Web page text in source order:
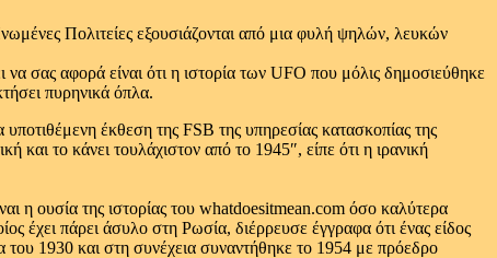
Πολιτείες εξουσιάζονται από μια φυλή ψηλών, λευκών
σας αφορά είναι ότι η ιστορία των UFO που μόλις δημοσιεύθηκε
πυρηνικά όπλα.
έκθεση της FSB της υπηρεσίας κατασκοπίας της
και το κάνει τουλάχιστον από το 1945″, είπε ότι η ιρανική
η ουσία της ιστορίας του whatdoesitmean.com όσο καλύτερα
έχει πάρει άσυλο στη Ρωσία, διέρρευσε έγγραφα ότι ένας είδος
1930 και στη συνέχεια συναντήθηκε το 1954 με πρόεδρο